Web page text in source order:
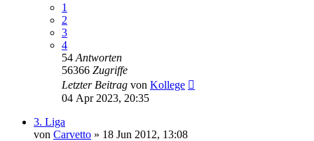
1
2
3
4
54 Antworten
56366 Zugriffe
Letzter Beitrag von Kollege
04 Apr 2023, 20:35
3. Liga
von Carvetto » 18 Jun 2012, 13:08